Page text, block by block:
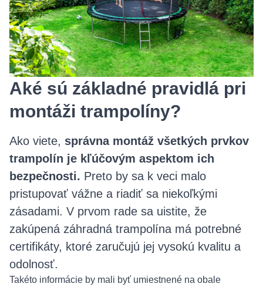
Aké sú základné pravidlá pri
montáži trampolíny?
Ako viete, správna montáž všetkých prvkov
trampolín je kľúčovým aspektom ich
bezpečnosti. Preto by sa k veci malo
pristupovať vážne a riadiť sa niekoľkými
zásadami. V prvom rade sa uistite, že
zakúpená záhradná trampolína má potrebné
certifikáty, ktoré zaručujú jej vysokú kvalitu a
odolnosť.
Takéto informácie by mali byť umiestnené na obale